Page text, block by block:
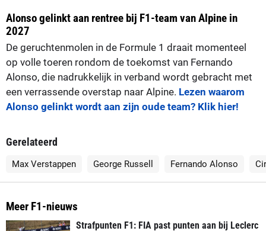
Alonso gelinkt aan rentree bij F1-team van Alpine in
2027
De geruchtenmolen in de Formule 1 draait momenteel
op volle toeren rondom de toekomst van Fernando
Alonso, die nadrukkelijk in verband wordt gebracht met
een verrassende overstap naar Alpine. Lezen waarom
Alonso gelinkt wordt aan zijn oude team? Klik hier!
Gerelateerd
Max Verstappen George Russell Fernando Alonso
Meer F1-nieuws
Strafpunten F1: FIA past punten aan bij Leclerc